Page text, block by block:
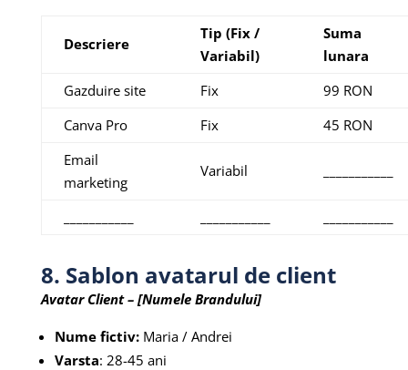
Descriere
Tip (Fix /
Variabil)
Suma
lunara
Gazduire site
Fix
99 RON
Canva Pro
Fix
45 RON
Email
marketing
Variabil
8. Sablon avatarul de client
Avatar Client – [Numele Brandului]
Nume fictiv:Maria / Andrei
Varsta: 28-45 ani